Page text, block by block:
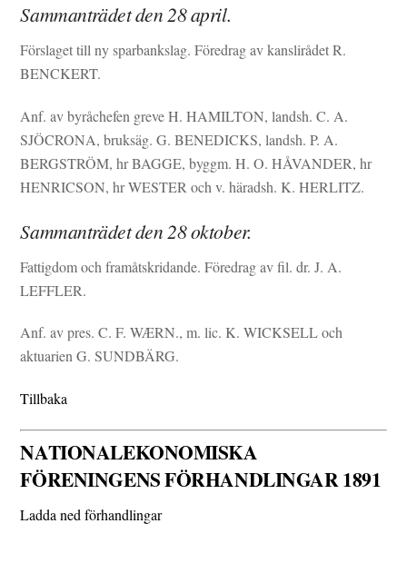
Sammanträdet den 28 april.
Förslaget till ny sparbankslag. Föredrag av kanslirådet R.
BENCKERT.
Anf. av byråchefen greve H. HAMILTON, landsh. C. A.
SJÖCRONA, bruksäg. G. BENEDICKS, landsh. P. A.
BERGSTRÖM, hr BAGGE, byggm. H. O. HÅVANDER, hr
HENRICSON, hr WESTER och v. häradsh. K. HERLITZ.
Sammanträdet den 28 oktober.
Fattigdom och framåtskridande. Föredrag av fil. dr. J. A.
LEFFLER.
Anf. av pres. C. F. WÆRN., m. lic. K. WICKSELL och
aktuarien G. SUNDBÄRG.
Tillbaka
NATIONALEKONOMISKA
FÖRENINGENS FÖRHANDLINGAR 1891
Ladda ned förhandlingar